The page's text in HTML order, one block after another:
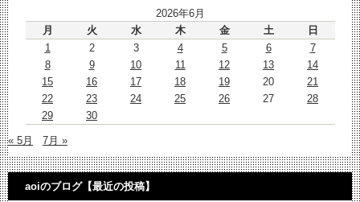
2026年6月
月
火 水 木 金 土
日
1
2 3 4 5 6
7
8
9 10 11 12 13
14
15
16 17 18 19 20
21
22
23 24 25 26 27
28
29
30
« 5月 7月 »
aoiのブログ【最近の投稿】